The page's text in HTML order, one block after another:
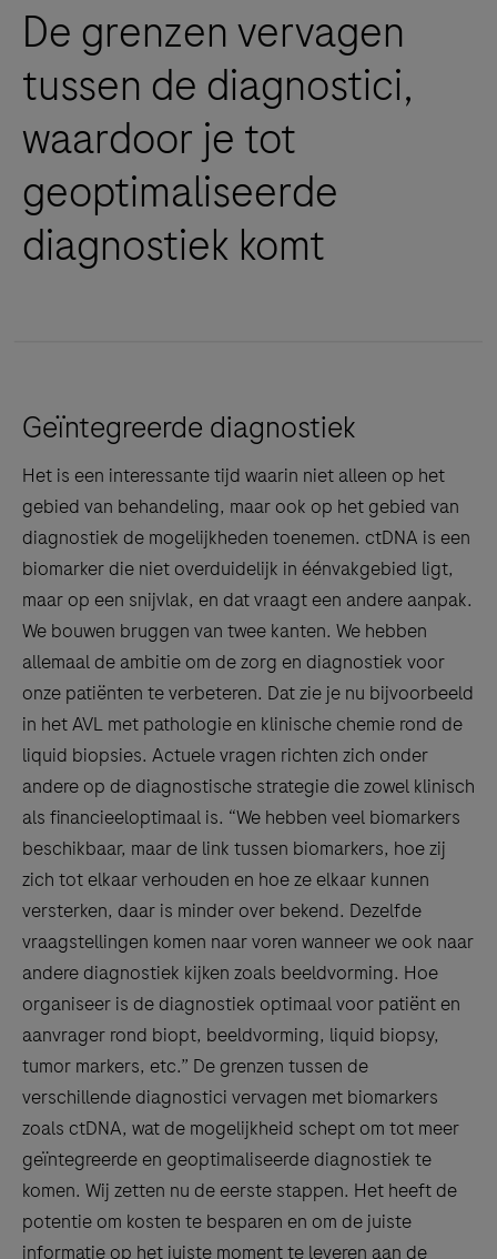
De grenzen vervagen
tussen de diagnostici,
waardoor je tot
geoptimaliseerde
diagnostiek komt
Geïntegreerde diagnostiek
Het is een interessante tijd waarin niet alleen op het
gebied van behandeling, maar ook op het gebied van
diagnostiek de mogelijkheden toenemen. ctDNA is een
biomarker die niet overduidelijk in éénvakgebied ligt,
maar op een snijvlak, en dat vraagt een andere aanpak.
We bouwen bruggen van twee kanten. We hebben
allemaal de ambitie om de zorg en diagnostiek voor
onze patiënten te verbeteren. Dat zie je nu bijvoorbeeld
in het AVL met pathologie en klinische chemie rond de
liquid biopsies. Actuele vragen richten zich onder
andere op de diagnostische strategie die zowel klinisch
als financieeloptimaal is. “We hebben veel biomarkers
beschikbaar, maar de link tussen biomarkers, hoe zij
zich tot elkaar verhouden en hoe ze elkaar kunnen
versterken, daar is minder over bekend. Dezelfde
vraagstellingen komen naar voren wanneer we ook naar
andere diagnostiek kijken zoals beeldvorming. Hoe
organiseer is de diagnostiek optimaal voor patiënt en
aanvrager rond biopt, beeldvorming, liquid biopsy,
tumor markers, etc.” De grenzen tussen de
verschillende diagnostici vervagen met biomarkers
zoals ctDNA, wat de mogelijkheid schept om tot meer
geïntegreerde en geoptimaliseerde diagnostiek te
komen. Wij zetten nu de eerste stappen. Het heeft de
potentie om kosten te besparen en om de juiste
informatie op het juiste moment te leveren aan de